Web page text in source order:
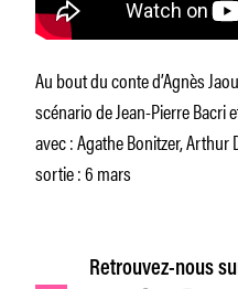
Au bout du conte d’Agnès
scénario de Jean-Pierre Bacri
avec : Agathe Bonitzer,
sortie : 6 mars
Retrouvez-nous